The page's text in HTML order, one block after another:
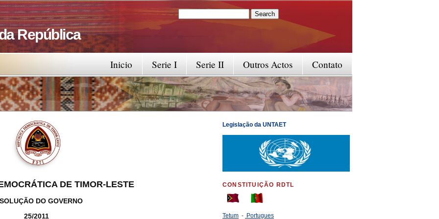
República
Search form
Contato
Outros Actos
Serie II
Serie I
Inicio
DE TIMOR-LESTE
DO GOVERNO
25/2011
Legislação da UNTAET
CONSTITUIÇÃO RDTL
Tetum - Portugues